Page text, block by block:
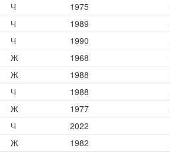
Ч 1975
Ч 1989
Ч 1990
Ж 1968
Ж 1988
Ч 1988
Ж 1977
Ч 2022
Ж 1982